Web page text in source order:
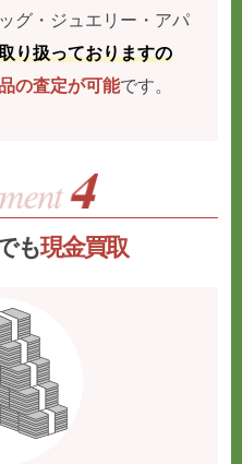
グ・ジュエリー・アパ
り扱っておりますの
の査定が可能です。
も現金買取